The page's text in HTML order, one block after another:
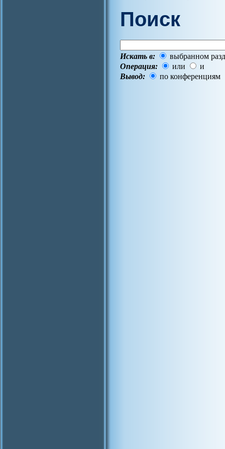
Поиск
Искать в:
выбранном
Операция:
или
и
Вывод:
по конференциям